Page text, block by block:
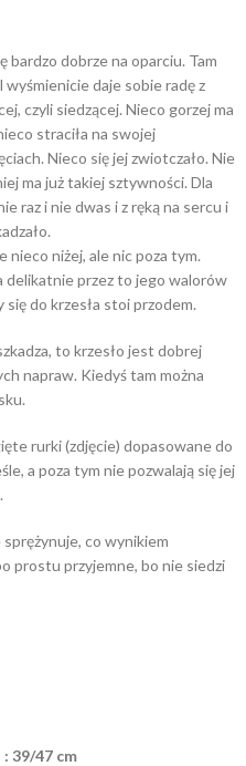
bardzo dobrze na oparciu. Tam
daje sobie radę z
czyli siedzącej. Nieco gorzej ma
straciła na swojej
Nieco się jej zwiotczało. Nie
ma już takiej sztywności. Dla
raz i nie dwas i z ręką na sercu i
nieco niżej, ale nic poza tym.
delikatnie przez to jego walorów
do krzesła stoi przodem.
to krzesło jest dobrej
napraw. Kiedyś tam można
rurki (zdjęcie) dopasowane do
a poza tym nie pozwalają się jej
co wynikiem
prostu przyjemne, bo nie siedzi
39/47 cm